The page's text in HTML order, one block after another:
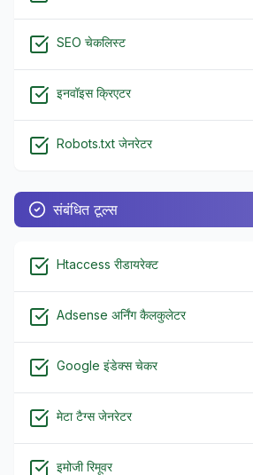
SEO चेकलिस्ट
इनवॉइस क्रिएटर
Robots.txt जेनरेटर
संबंधित टूल्स
Htaccess रीडायरेक्ट
Adsense अर्निंग कैलकुलेटर
Google इंडेक्स चेकर
मेटा टैग्स जेनरेटर
इमोजी रिमूवर